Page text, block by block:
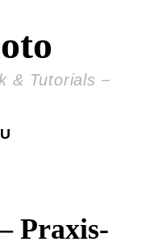
& Tutorials
Praxis-